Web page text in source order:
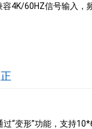
容4K/60HZ信号输入，
过“变形”功能，支持